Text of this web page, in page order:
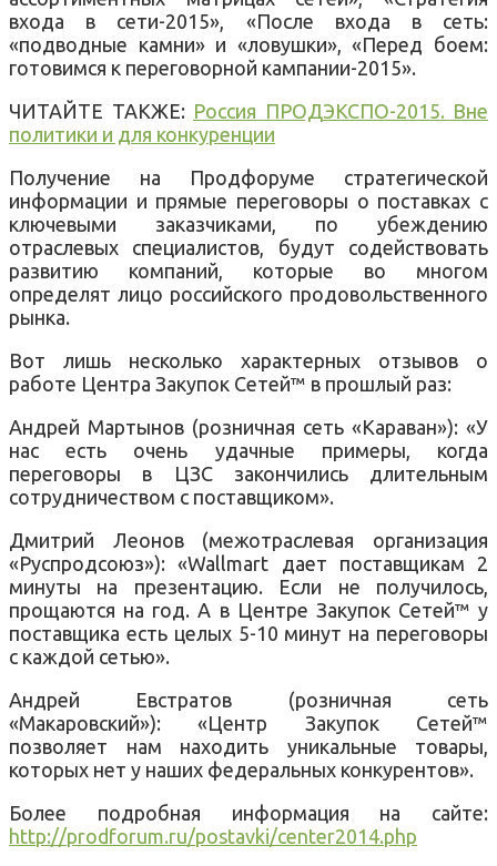
входа в сети-2015», «После входа в сеть:
«подводные камни» и «ловушки», «Перед боем:
готовимся к переговорной кампании-2015».
ЧИТАЙТЕ ТАКЖЕ: Россия ПРОДЭКСПО-2015. Вне
политики и для конкуренции
Получение на Продфоруме стратегической
информации и прямые переговоры о поставках с
ключевыми заказчиками, по убеждению
отраслевых специалистов, будут содействовать
развитию компаний, которые во многом
определят лицо российского продовольственного
рынка.
Вот лишь несколько характерных отзывов о
работе Центра Закупок Сетей™ в прошлый раз:
Андрей Мартынов (розничная сеть «Караван»): «У
нас есть очень удачные примеры, когда
переговоры в ЦЗС закончились длительным
сотрудничеством с поставщиком».
Дмитрий Леонов (межотраслевая организация
«Руспродсоюз»): «Wallmart дает поставщикам 2
минуты на презентацию. Если не получилось,
прощаются на год. А в Центре Закупок Сетей™ у
поставщика есть целых 5-10 минут на переговоры
с каждой сетью».
Андрей Евстратов (розничная сеть
«Макаровский»): «Центр Закупок Сетей™
позволяет нам находить уникальные товары,
которых нет у наших федеральных конкурентов».
Более подробная информация на сайте:
http://prodforum.ru/postavki/center2014.php